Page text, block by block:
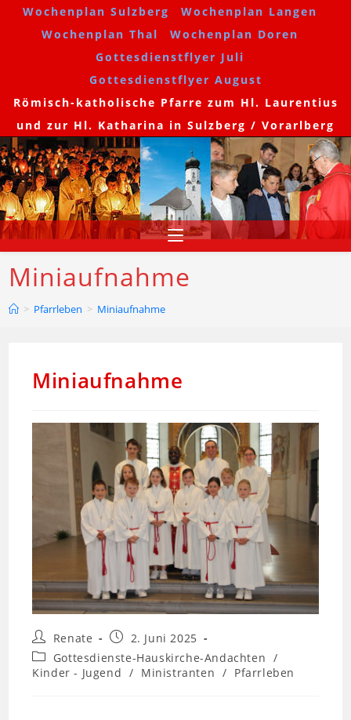
Wochenplan Sulzberg
Wochenplan Langen
Wochenplan Thal
Wochenplan Doren
Gottesdienstflyer Juli
Gottesdienstflyer August
Römisch-katholische Pfarre zum Hl. Laurentius
und zur Hl. Katharina in Sulzberg / Vorarlberg
Miniaufnahme
> Pfarrleben > Miniaufnahme
Miniaufnahme
Renate
2. Juni 2025
Gottesdienste-Hauskirche-Andachten /
Kinder - Jugend / Ministranten / Pfarrleben